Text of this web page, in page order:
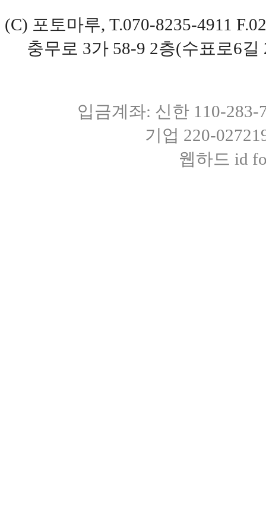
(C) 포토마루, T.070-8235-4911
충무로 3가 58-9 2층(수표로6
입금계좌: 신한 110-
기업 220-
웹하드 id